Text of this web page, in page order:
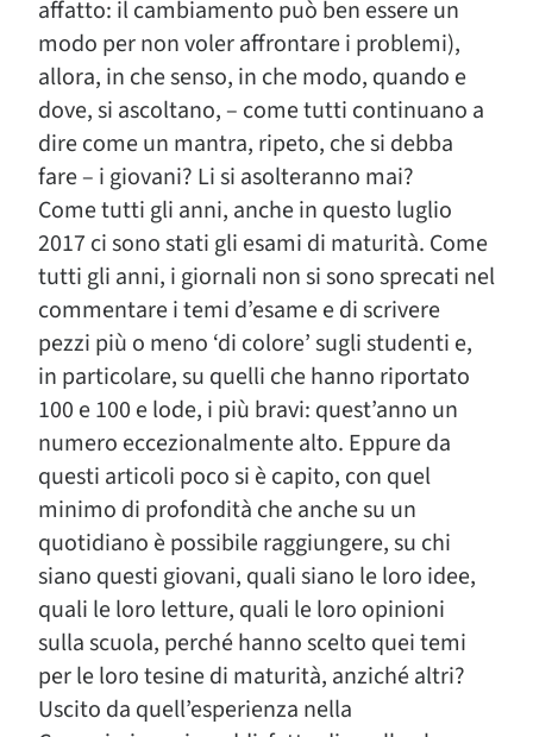
affatto: il cambiamento può ben essere un
modo per non voler affrontare i problemi),
allora, in che senso, in che modo, quando e
dove, si ascoltano, – come tutti continuano a
dire come un mantra, ripeto, che si debba
fare – i giovani? Li si asolteranno mai?
Come tutti gli anni, anche in questo luglio
2017 ci sono stati gli esami di maturità. Come
tutti gli anni, i giornali non si sono sprecati nel
commentare i temi d’esame e di scrivere
pezzi più o meno ‘di colore’ sugli studenti e,
in particolare, su quelli che hanno riportato
100 e 100 e lode, i più bravi: quest’anno un
numero eccezionalmente alto. Eppure da
questi articoli poco si è capito, con quel
minimo di profondità che anche su un
quotidiano è possibile raggiungere, su chi
siano questi giovani, quali siano le loro idee,
quali le loro letture, quali le loro opinioni
sulla scuola, perché hanno scelto quei temi
per le loro tesine di maturità, anziché altri?
Uscito da quell’esperienza nella